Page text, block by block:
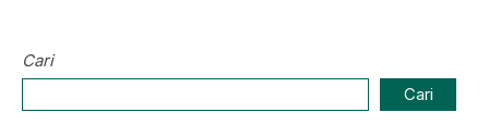
Cari
Cari